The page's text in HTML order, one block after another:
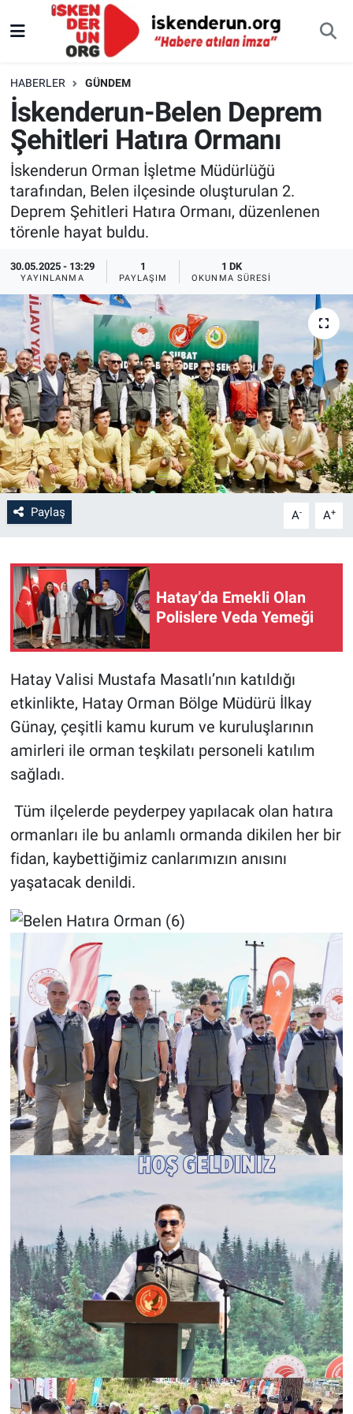
HABERLER GÜNDEM
İskenderun-Belen Deprem
Şehitleri Hatıra Ormanı
İskenderun Orman İşletme Müdürlüğü
tarafından, Belen ilçesinde oluşturulan 2.
Deprem Şehitleri Hatıra Ormanı, düzenlenen
törenle hayat buldu.
30.05.2025 - 13:29
YAYINLANMA
1
PAYLAŞIM
1 DK
OKUNMA SÜRESI
Paylaş A- A+
Hatay’da Emekli Olan
Polislere Veda Yemeği
Hatay Valisi Mustafa Masatlı’nın katıldığı
etkinlikte, Hatay Orman Bölge Müdürü İlkay
Günay, çeşitli kamu kurum ve kuruluşlarının
amirleri ile orman teşkilatı personeli katılım
sağladı.
Tüm ilçelerde peyderpey yapılacak olan hatıra
ormanları ile bu anlamlı ormanda dikilen her bir
fidan, kaybettiğimiz canlarımızın anısını
yaşatacak denildi.